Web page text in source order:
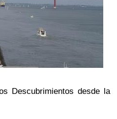
Descubrimientos desde la